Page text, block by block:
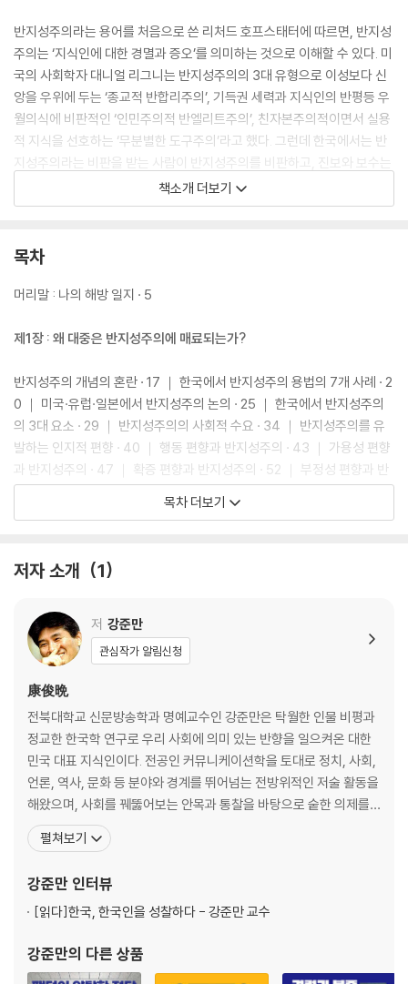
반지성주의라는 용어를 처음으로 쓴 리처드 호프스태터에 따르면, 반지성
주의는 ‘지식인에 대한 경멸과 증오’를 의미하는 것으로 이해할 수 있다. 미
국의 사회학자 대니얼 리그니는 반지성주의의 3대 유형으로 이성보다 신
앙을 우위에 두는 ‘종교적 반합리주의’, 기득권 세력과 지식인의 반평등 우
월의식에 비판적인 ‘인민주의적 반엘리트주의’, 친자본주의적이면서 실용
적 지식을 선호하는 ‘무분별한 도구주의’라고 했다. 그런데 한국에서는 반
지성주의라는 비판을 받는 사람이 반지성주의를 비판하고, 진보와 보수는
각각 상대편을 반지성주의라고 비판하고, 페미니스트들과 그 비판자들도
각각 상대편을 반지성주의라고 비판하고, 감성주의를 반지성주의로 간주
하는 가치중립적 개념이자 특정 언행을 중심으로 적용하는 미시적 개념으
개인적으로 반지성주의적 행태를 보일 수 있다는 점을 인정하는 것이다.
의 경향이 있다’고 말할 수 있을 것이다. 특정 언행과 그것을 저지른 사람을
구분하는 것이 현실적으로 무슨 의미가 있느냐는 반론도 가능하겠지만, 언
어 본질주의의 문제도 넘어서는 동시에 ‘같은 말이라도 아 다르고 어 다르
다’는 속담의 취지처럼 그만큼 신중을 기할 필요가 있다는 뜻이다.
책소개 더보기
목차
머리말 : 나의 해방 일지 · 5
제1장 : 왜 대중은 반지성주의에 매료되는가?
반지성주의 개념의 혼란 · 17 ｜ 한국에서 반지성주의 용법의 7개 사례 · 2
0 ｜ 미국·유럽·일본에서 반지성주의 논의 · 25 ｜ 한국에서 반지성주의
의 3대 요소 · 29 ｜ 반지성주의의 사회적 수요 · 34 ｜ 반지성주의를 유
발하는 인지적 편향 · 40 ｜ 행동 편향과 반지성주의 · 43 ｜ 가용성 편향
과 반지성주의 · 47 ｜ 확증 편향과 반지성주의 · 52 ｜ 부정성 편향과 반
지성주의 · 55 ｜ 이야기 편향과 반지성주의 · 58 ｜ 수사학이 인식론을
압도하는 민주주의의 위험 · 62 ｜ 반지성주의는 나의 힘 · 66
사실상의 ‘나꼼수’ 멤버로 뛴 ‘콘서트’ 전문가 · 77 ｜ “문재인이 아들처럼
아낀 탁현민” · 81 ｜ “실세 ‘왕행정관’이 따로 없다” · 85 ｜ 문재인 ‘팬덤
정치’의 전조 현상 · 87 ｜ ‘탁현민 논란’을 잠재운 ‘남북정상회담 이벤트’ ·
90 ｜ 정부 부처의 교과서가 된 탁현민식 이벤트 · 94 ｜ “탁현민의 빈자
리가 크다는 걸 느꼈다” · 98 ｜ 전쟁 영웅들의 유해는 무대 ‘소품’이었나?
· 101 ｜ 문재인의 숙의 체계를 훼손한 ‘탁현민 파워’ · 105 ｜ 팬덤의 ‘뭉
클, 울컥’을 위한 ‘이미지 쇼’ · 108 ｜ “탁현민이 대한민국 대통령인가” · 1
11 ｜ 왜 문재인의 연설 영상은 흑백으로 송출되었나? · 114 ｜ “대통령
님, 솔직한 얘기를 듣고 싶어요” · 118 ｜ ‘풍력발전기 쇼’와 ‘백신 쇼’ · 121
‘BTS 후광 효과’ · 128 ｜ ‘누리호 개발 과학자 병풍’ 논란 · 131 ｜ ‘모자란
현민식 ‘이미지 정치’ · 137 ｜ 한국은 ‘도덕 쟁탈전을 벌이는 거대한 극
장’인가? · 140
제3장 : 민형배의 ‘위장 탈당’은 ‘순교자 정치’인가?
목차 더보기
저자 소개 1
저 강준만
관심작가 알림신청
康俊晩
전북대학교 신문방송학과 명예교수인 강준만은 탁월한 인물 비평과
정교한 한국학 연구로 우리 사회에 의미 있는 반향을 일으켜온 대한
민국 대표 지식인이다. 전공인 커뮤니케이션학을 토대로 정치, 사회,
언론, 역사, 문화 등 분야와 경계를 뛰어넘는 전방위적인 저술 활동을
해왔으며, 사회를 꿰뚫어보는 안목과 통찰을 바탕으로 숱한 의제를
공론화해왔다. 2005년에 제4회 송건호언론상을 수상하고, 2011년
에 한국출판마케팅연구소 ‘한국의 저자 300인’, 2014년에 『경향신
007년 『한국일보』 ‘우리 시대의 명저 50
펼쳐보기
강준만 인터뷰
[읽다]한국, 한국인을 성찰하다 - 강준만 교수
강준만의 다른 상품